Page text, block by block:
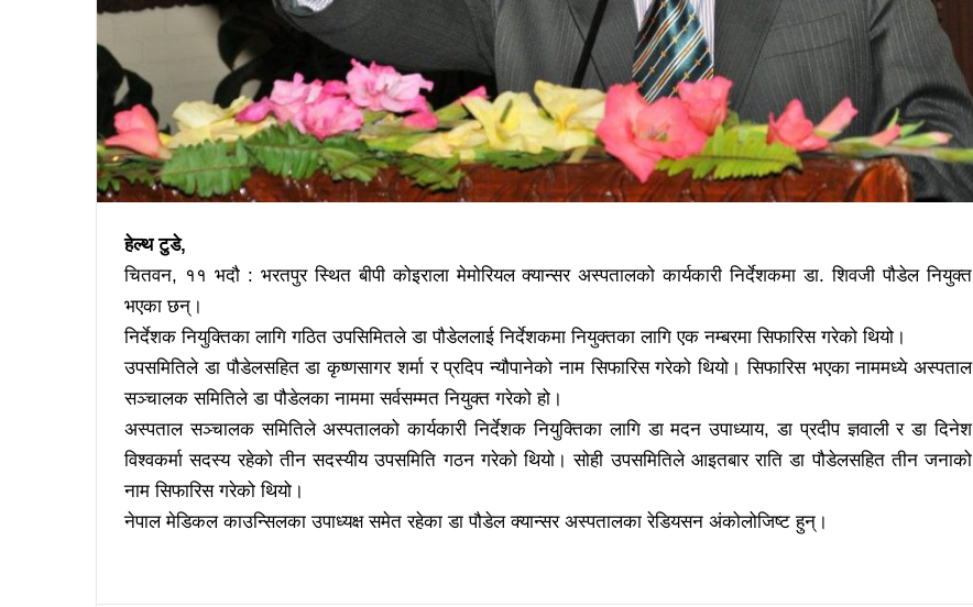
हेल्थ टुडे,
चितवन, ११ भदौ : भरतपुर स्थित बीपी कोइराला मेमोरियल क्यान्सर अस्पतालको कार्यकारी निर्देशकमा डा. शिवजी पौडेल नियुक्त
भएका छन्।
निर्देशक नियुक्तिका लागि गठित उपसिमितले डा पौडेललाई निर्देशकमा नियुक्तका लागि एक नम्बरमा सिफारिस गरेको थियो।
उपसमितिले डा पौडेलसहित डा कृष्णसागर शर्मा र प्रदिप न्यौपानेको नाम सिफारिस गरेको थियो। सिफारिस भएका नाममध्ये अस्पताल
सञ्चालक समितिले डा पौडेलका नाममा सर्वसम्मत नियुक्त गरेको हो।
अस्पताल सञ्चालक समितिले अस्पतालको कार्यकारी निर्देशक नियुक्तिका लागि डा मदन उपाध्याय, डा प्रदीप ज्ञवाली र डा दिनेश
विश्वकर्मा सदस्य रहेको तीन सदस्यीय उपसमिति गठन गरेको थियो। सोही उपसमितिले आइतबार राति डा पौडेलसहित तीन जनाको
नाम सिफारिस गरेको थियो।
नेपाल मेडिकल काउन्सिलका उपाध्यक्ष समेत रहेका डा पौडेल क्यान्सर अस्पतालका रेडियसन अंकोलोजिष्ट हुन्।